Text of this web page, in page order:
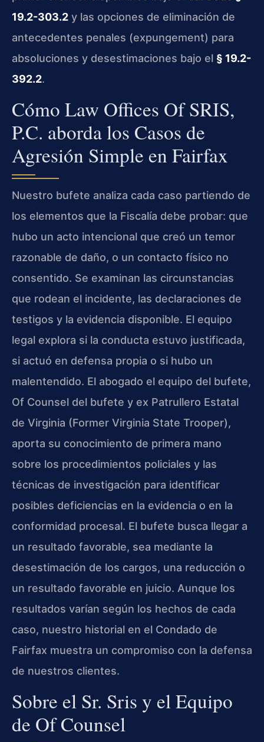
19.2-303.2 y las opciones de eliminación de
antecedentes penales (expungement) para
absoluciones y desestimaciones bajo el § 19.2-
392.2.
Cómo Law Offices Of SRIS,
P.C. aborda los Casos de
Agresión Simple en Fairfax
Nuestro bufete analiza cada caso partiendo de
los elementos que la Fiscalía debe probar: que
hubo un acto intencional que creó un temor
razonable de daño, o un contacto físico no
consentido. Se examinan las circunstancias
que rodean el incidente, las declaraciones de
testigos y la evidencia disponible. El equipo
legal explora si la conducta estuvo justificada,
si actuó en defensa propia o si hubo un
malentendido. El abogado el equipo del bufete,
Of Counsel del bufete y ex Patrullero Estatal
de Virginia (Former Virginia State Trooper),
aporta su conocimiento de primera mano
sobre los procedimientos policiales y las
técnicas de investigación para identificar
posibles deficiencias en la evidencia o en la
conformidad procesal. El bufete busca llegar a
un resultado favorable, sea mediante la
desestimación de los cargos, una reducción o
un resultado favorable en juicio. Aunque los
resultados varían según los hechos de cada
caso, nuestro historial en el Condado de
Fairfax muestra un compromiso con la defensa
de nuestros clientes.
Sobre el Sr. Sris y el Equipo
de Of Counsel